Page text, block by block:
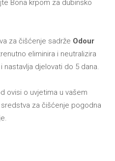
Bona krpom za dubinsko
za čišćenje sadrže Odour
eliminira i neutralizira
nastavlja djelovati do 5 dana.
ovisi o uvjetima u vašem
sredstva za čišćenje pogodna